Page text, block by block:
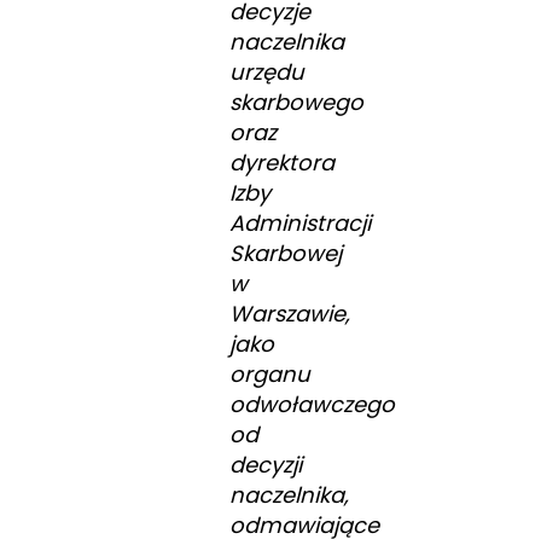
decyzje
naczelnika
urzędu
skarbowego
oraz
dyrektora
Izby
Administracji
Skarbowej
w
Warszawie,
jako
organu
odwoławczego
od
decyzji
naczelnika,
odmawiające